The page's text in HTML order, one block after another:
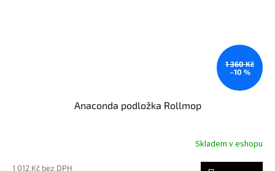
1 360 Kč
–10 %
Anaconda podložka Rollmop
Skladem v eshopu
1 012 Kč bez DPH